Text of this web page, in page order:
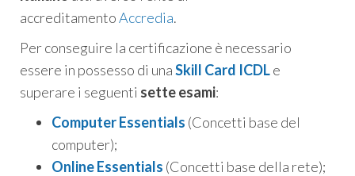
accreditamentoAccredia.
Per conseguire la certificazione è necessario
essere in possesso di unaSkill Card ICDLe
superare i seguenti sette esami:
Computer Essentials (Concetti base del
computer);
Online Essentials (Concetti base della rete);